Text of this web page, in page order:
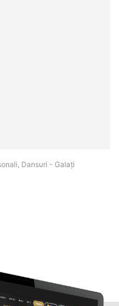
Dansuri - Galaţi